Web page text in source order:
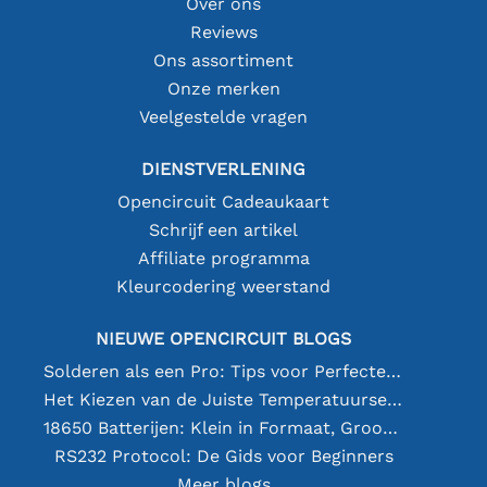
Reviews
Ons assortiment
Onze merken
Veelgestelde vragen
DIENSTVERLENING
Opencircuit Cadeaukaart
Schrijf een artikel
Affiliate programma
Kleurcodering weerstand
NIEUWE OPENCIRCUIT BLOGS
Solderen als een Pro: Tips voor Perfecte Elektronische Verbindingen
Het Kiezen van de Juiste Temperatuursensor [youtube]
18650 Batterijen: Klein in Formaat, Groot in Prestatie
RS232 Protocol: De Gids voor Beginners